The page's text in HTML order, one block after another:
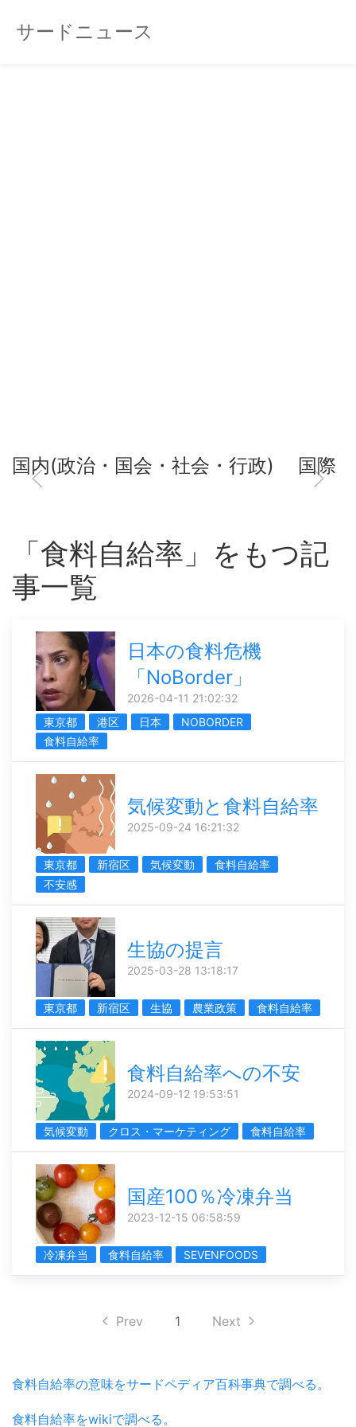
サードニュース
国内(政治・国会・社会・行政) 国際
「食料自給率」をもつ記
事一覧
日本の食料危機
「NoBorder」
2026-04-11 21:02:32
東京都
港区 日本
NOBORDER
食料自給率
気候変動と食料自給率
2025-09-24 16:21:32
東京都 新宿区 気候変動
食料自給率
不安感
生協の提言
2025-03-28 13:18:17
東京都 新宿区 生協 農業政策 食料自給率
食料自給率への不安
2024-09-12 19:53:51
気候変動 クロス・マーケティング 食料自給率
国産100％冷凍弁当
2023-12-15 06:58:59
冷凍弁当 食料自給率 SEVENFOODS
Prev 1 Next
食料自給率の意味をサードペディア百科事典で調べる。
食料自給率をwikiで調べる。